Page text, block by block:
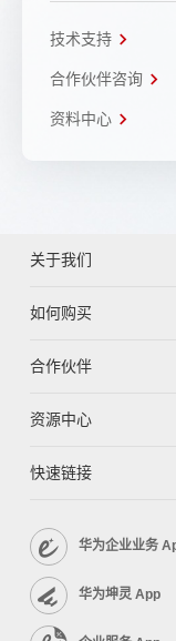
技术支持
合作伙伴咨询
资料中心
关于我们
如何购买
合作伙伴
资源中心
快速链接
华为企业业务
华为坤灵 App